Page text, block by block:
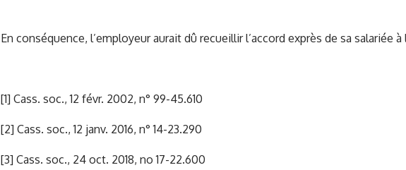
En conséquence, l’employeur aurait dû recueillir l’accord exprès de sa salariée
[1] Cass. soc., 12 févr. 2002, n° 99-45.610
[2] Cass. soc., 12 janv. 2016, n° 14-23.290
[3] Cass. soc., 24 oct. 2018, no 17-22.600